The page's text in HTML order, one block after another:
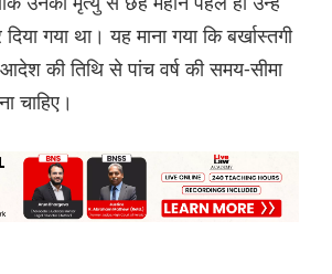
गया था। यह माना गया कि बर्खास्तगी
की तिथि से पांच वर्ष की समय-सीमा
चाहिए।